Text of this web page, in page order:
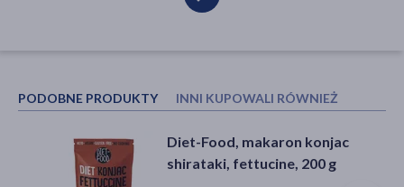
PODOBNE PRODUKTY INNI KUPOWALI RÓWNIEŻ
Diet-Food, makaron konjac
shirataki, fettucine, 200 g
Diet-Food, makaron Bio
Shirataki Konjac, ryż, 300 g